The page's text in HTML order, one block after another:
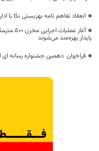
انعقاد تفاهم نامه بهزیستی نکا با
پایدار بهره‌مند می‌شوند
فراخوان دهمین جشنواره رسانه ای